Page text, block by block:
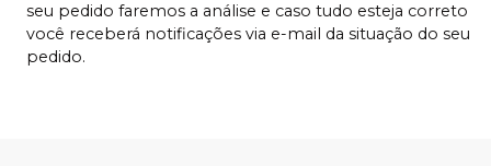
seu pedido faremos a análise e caso tudo esteja correto
você receberá notificações via e-mail da situação do seu
pedido.